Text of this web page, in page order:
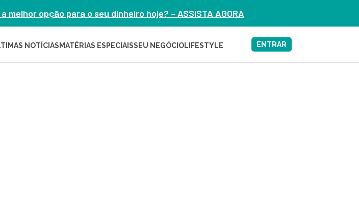
melhor opção para o seu dinheiro hoje? – ASSISTA AGORA
NOTÍCIAS MATÉRIAS ESPECIAISSEU NEGÓCIOLIFESTYLE ENTRAR